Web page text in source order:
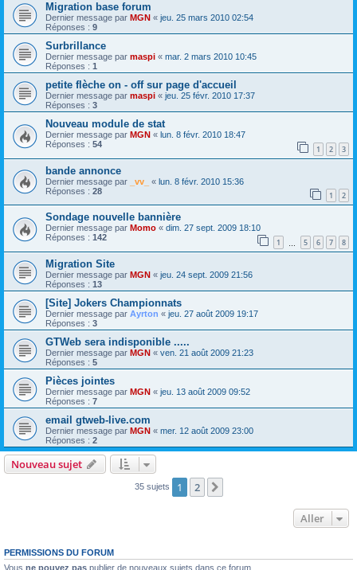
Migration base forum
Dernier message par MGN « jeu. 25 mars 2010 02:54
Réponses : 9
Surbrillance
Dernier message par maspi « mar. 2 mars 2010 10:45
Réponses : 1
petite flèche on - off sur page d'accueil
Dernier message par maspi « jeu. 25 févr. 2010 17:37
Réponses : 3
Nouveau module de stat
Dernier message par MGN « lun. 8 févr. 2010 18:47
Réponses : 54 1 2 3
bande annonce
Dernier message par _vv_ « lun. 8 févr. 2010 15:36
Réponses : 28 1 2
Sondage nouvelle bannière
Dernier message par Momo « dim. 27 sept. 2009 18:10
Réponses : 142 1 5 6 7 8
Migration Site
Dernier message par MGN « jeu. 24 sept. 2009 21:56
Réponses : 13
[Site] Jokers Championnats
Dernier message par Ayrton « jeu. 27 août 2009 19:17
Réponses : 3
GTWeb sera indisponible .....
Dernier message par MGN « ven. 21 août 2009 21:23
Réponses : 5
Pièces jointes
Dernier message par MGN « jeu. 13 août 2009 09:52
Réponses : 7
email gtweb-live.com
Dernier message par MGN « mer. 12 août 2009 23:00
Réponses : 2
Nouveau sujet
35 sujets 1 2
Aller
PERMISSIONS DU FORUM
Vous ne pouvez pas publier de nouveaux sujets dans ce forum